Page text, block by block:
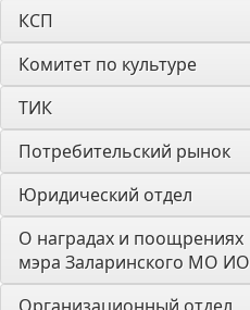
КСП
Комитет по культуре
ТИК
Потребительский рынок
Юридический отдел
О наградах и поощрениях
мэра Заларинского МО ИО